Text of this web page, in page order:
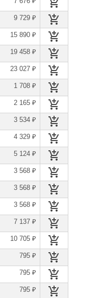
9 729 ₽
15 890 ₽
19 458 ₽
23 027 ₽
1 708 ₽
2 165 ₽
3 534 ₽
4 329 ₽
5 124 ₽
3 568 ₽
3 568 ₽
3 568 ₽
7 137 ₽
10 705 ₽
795 ₽
795 ₽
795 ₽